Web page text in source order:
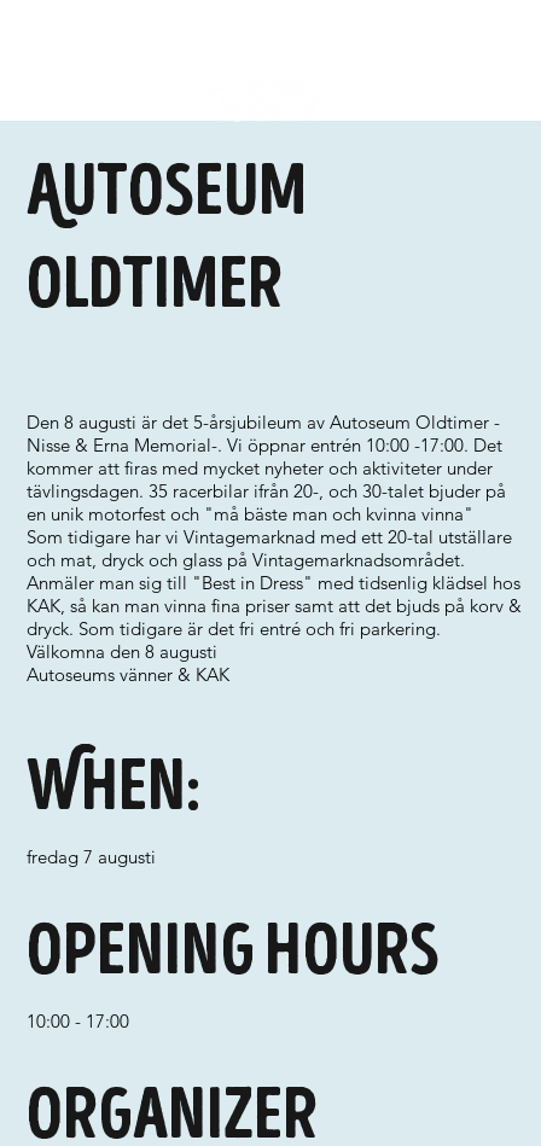
Autoseum
Oldtimer
Den 8 augusti är det 5-årsjubileum av Autoseum Oldtimer -
Nisse & Erna Memorial-. Vi öppnar entrén 10:00 -17:00. Det
kommer att firas med mycket nyheter och aktiviteter under
tävlingsdagen. 35 racerbilar ifrån 20-, och 30-talet bjuder på
en unik motorfest och "må bäste man och kvinna vinna"
Som tidigare har vi Vintagemarknad med ett 20-tal utställare
och mat, dryck och glass på Vintagemarknadsområdet.
Anmäler man sig till "Best in Dress" med tidsenlig klädsel hos
KAK, så kan man vinna fina priser samt att det bjuds på korv &
dryck. Som tidigare är det fri entré och fri parkering.
Välkomna den 8 augusti
Autoseums vänner & KAK
When:
fredag 7 augusti
Organizer
Opening hours
10:00 - 17:00